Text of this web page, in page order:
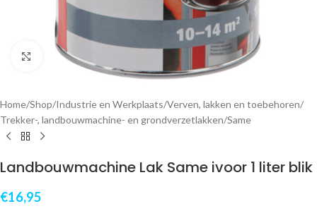
Klik om te vergroten
Home/Shop/Industrie en Werkplaats/Verven, lakken en toebehoren/
Trekker-, landbouwmachine- en grondverzetlakken/Same
Landbouwmachine Lak Same ivoor 1 liter blik
€16,95